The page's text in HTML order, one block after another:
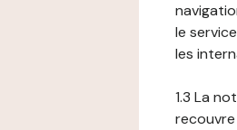
le
les
1.3 La